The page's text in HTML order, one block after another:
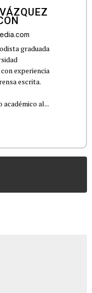
graduada
experiencia
escrita.
al...